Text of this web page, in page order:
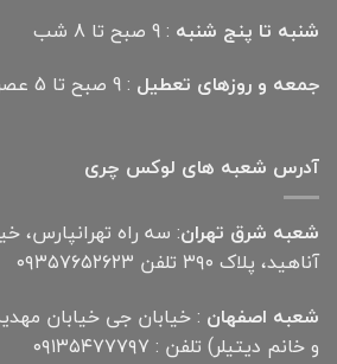
شنبه تا پنج شنبه : 9 صبح تا 8 شب
جمعه و روزهای تعطیل : 9 صبح تا 5 عصر
آدرس شعبه های لوکس چری
شعبه شرق تهران: سه راه تهرانپارس،
آناهید، پلاک ۳۹۰ تلفن ۰۹۳۵۷۶۵۲۶۲۳
شعبه اصفهان
و خانم دیتیلر) تلفن : ۰۹۱۳۵۴۷۷۷۹۷